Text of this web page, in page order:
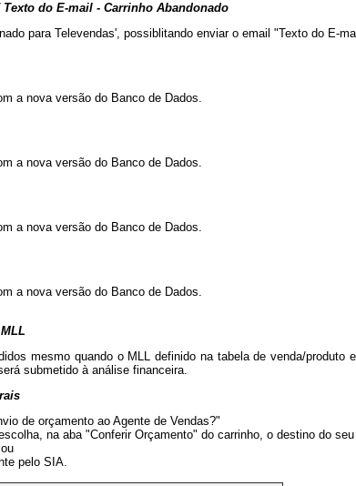
do E-mail - Carrinho Abandonado
para Televendas', possiblitando enviar o email "Texto do E-
a nova versão do Banco de Dados.
a nova versão do Banco de Dados.
a nova versão do Banco de Dados.
a nova versão do Banco de Dados.
mesmo quando o MLL definido na tabela de venda/
submetido à análise financeira.
de orçamento ao Agente de Vendas?"
na aba "Conferir Orçamento" do carrinho, o destino do
pelo SIA.